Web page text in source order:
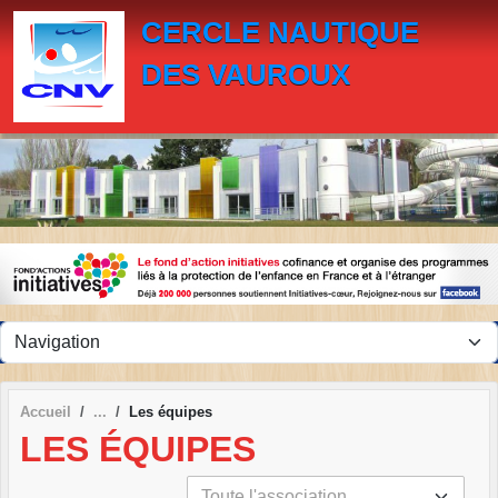
CERCLE NAUTIQUE
DES VAUROUX
Accueil Les équipes
LES ÉQUIPES
Panneau de gestion des cookies